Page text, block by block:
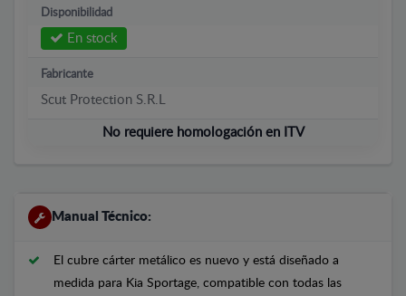
Disponibilidad
En stock
Fabricante
Scut Protection S.R.L
No requiere homologación en ITV
Manual Técnico:
El cubre cárter metálico es nuevo y está diseñado a
medida para Kia Sportage, compatible con todas las